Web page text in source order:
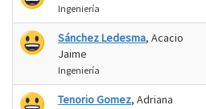
Ingeniería
Sánchez Ledesma, Acacio
Jaime
Ingeniería
Tenorio Gomez, Adriana